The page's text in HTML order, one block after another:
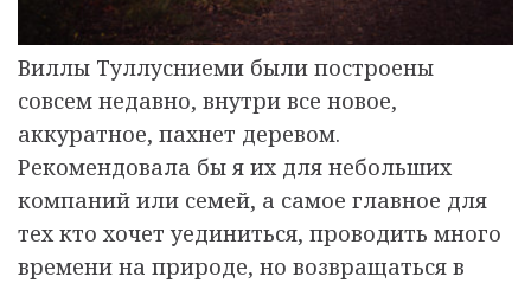
Виллы Туллусниеми были построены
совсем недавно, внутри все новое,
аккуратное, пахнет деревом.
Рекомендовала бы я их для небольших
компаний или семей, а самое главное для
тех кто хочет уединиться, проводить много
времени на природе, но возвращаться в